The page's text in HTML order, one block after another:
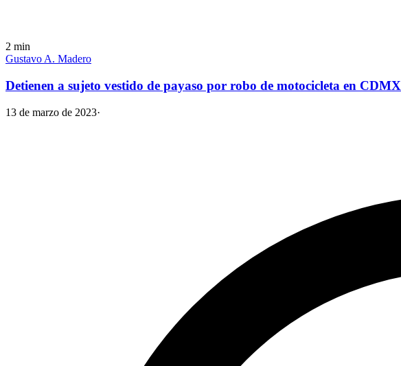
2 min
Gustavo A. Madero
Detienen a sujeto vestido de payaso por robo de motocicleta en CDMX
13 de marzo de 2023·